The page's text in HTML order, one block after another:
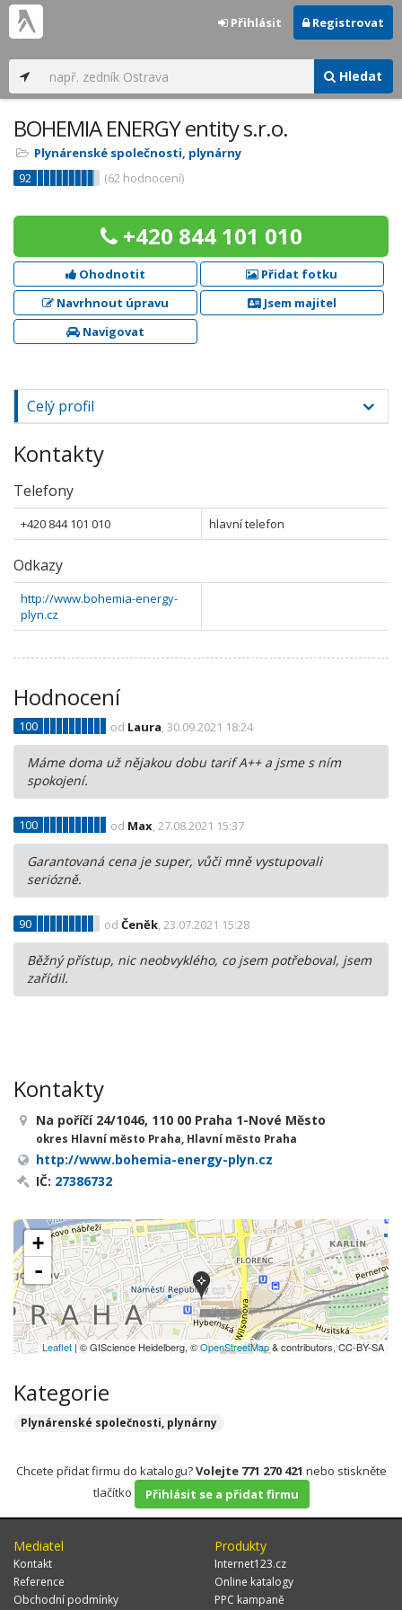
Hledat
Přihlásit Registrovat
BOHEMIA ENERGY entity s.r.o.
Plynárenské společnosti, plynárny
92
(62 hodnocení)
+420 844 101 010
Ohodnotit
Přidat fotku
Navrhnout úpravu
Jsem majitel
Navigovat
Celý profil
Kontakty
Telefony
+420 844 101 010 hlavní telefon
Odkazy
http://www.bohemia-energy-
plyn.cz
Hodnocení
100 od Laura, 30.09.2021 18:24
Máme doma už nějakou dobu tarif A++ a jsme s ním
spokojení.
100 od Max, 27.08.2021 15:37
Garantovaná cena je super, vůči mně vystupovali
seriózně.
90 od Čeněk, 23.07.2021 15:28
Běžný přístup, nic neobvyklého, co jsem potřeboval, jsem
zařídil.
Kontakty
Na poříčí 24/1046, 110 00 Praha 1-Nové Město
okres Hlavní město Praha, Hlavní město Praha
http://www.bohemia-energy-plyn.cz
IČ: 27386732
+
-
Leaflet | © GIScience Heidelberg, ©OpenStreetMap& contributors, CC-BY-SA
Kategorie
Plynárenské společnosti, plynárny
Chcete přidat firmu do katalogu?Volejte 771 270 421 nebo stiskněte
tlačítko
Přihlásit se a přidat firmu
Mediatel
Kontakt
Reference
Obchodní podmínky
Produkty
Internet123.cz
Online katalogy
PPC kampaně